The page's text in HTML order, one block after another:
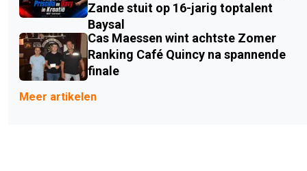
Zande stuit op 16-jarig toptalent
Baysal
Cas Maessen wint achtste Zomer
Ranking Café Quincy na spannende
finale
Meer artikelen